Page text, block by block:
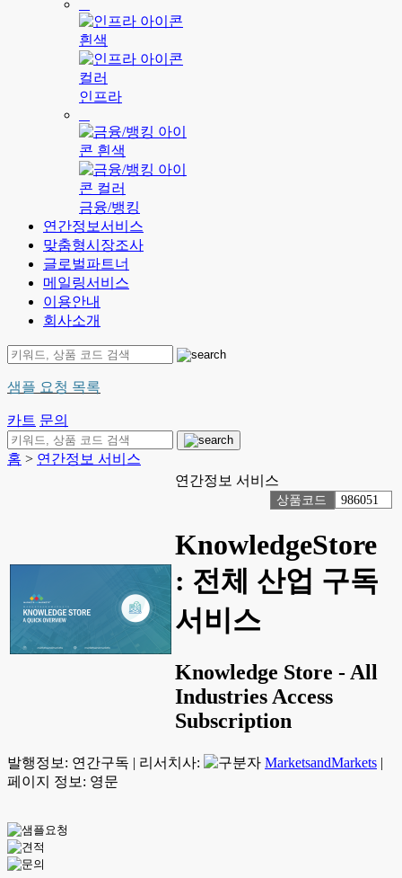
인프라
금융/뱅킹
연간정보서비스
맞춤형시장조사
글로벌파트너
메일링서비스
이용안내
회사소개
샘플 요청 목록
카트 문의
홈 > 연간정보 서비스
연간정보 서비스
상품코드 986051
KnowledgeStore
: 전체 산업 구독
서비스
Knowledge Store - All
Industries Access
Subscription
발행정보: 연간구독 | 리서치사: MarketsandMarkets |
페이지 정보: 영문